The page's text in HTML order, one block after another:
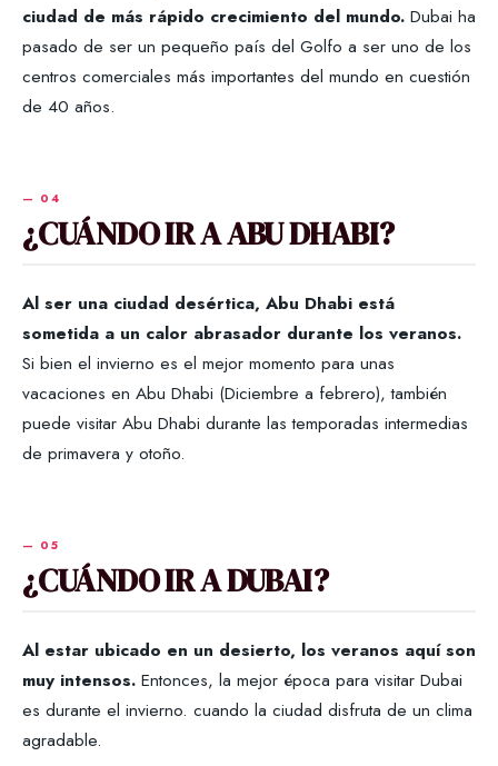
ciudad de más rápido crecimiento del mundo. Dubai ha
pasado de ser un pequeño país del Golfo a ser uno de los
centros comerciales más importantes del mundo en cuestión
de 40 años.
¿CUÁNDO IR A ABU DHABI?
Al ser una ciudad desértica, Abu Dhabi está
sometida a un calor abrasador durante los veranos.
Si bien el invierno es el mejor momento para unas
vacaciones en Abu Dhabi (Diciembre a febrero), también
puede visitar Abu Dhabi durante las temporadas intermedias
de primavera y otoño.
¿CUÁNDO IR A DUBAI?
Al estar ubicado en un desierto, los veranos aquí son
muy intensos. Entonces, la mejor época para visitar Dubai
es durante el invierno. cuando la ciudad disfruta de un clima
agradable.